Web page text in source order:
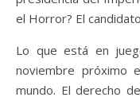
el Horror? El
Lo que está en
noviembre próximo
mundo. El derecho